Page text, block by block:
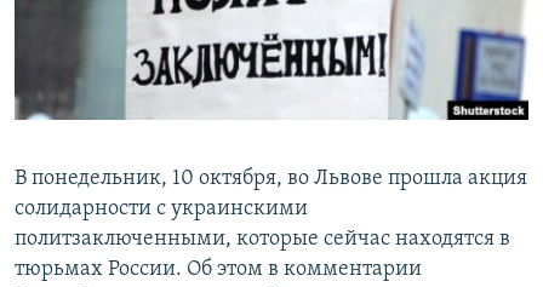
КРЫМ.НЕПОКОРЕННЫЙ
ELIFBE
ПРИСОЕДИНЯЙТЕСЬ!
Все сайты RFE/RL
В понедельник, 10 октября, во Львове прошла акция
солидарности с украинскими
политзаключенными, которые сейчас находятся в
тюрьмах России. Об этом в комментарии